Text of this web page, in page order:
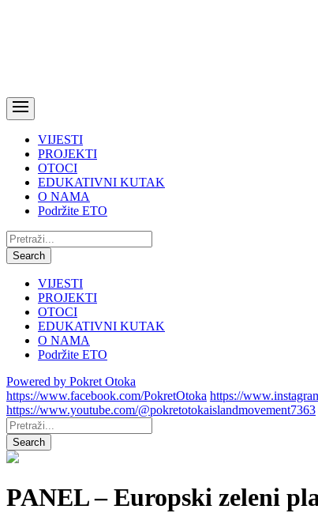
VIJESTI
PROJEKTI
OTOCI
EDUKATIVNI KUTAK
O NAMA
Podržite ETO
Pretraži:
Search
VIJESTI
PROJEKTI
OTOCI
EDUKATIVNI KUTAK
O NAMA
Podržite ETO
Powered by Pokret Otoka
https://www.facebook.com/PokretOtoka https://
https://www.youtube.com/@pokretotokaislandmovement7363
Pretraži:
Search
PANEL – Europski zeleni